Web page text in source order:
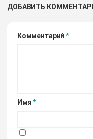
ДОБАВИТЬ
Комментарий *
Имя *